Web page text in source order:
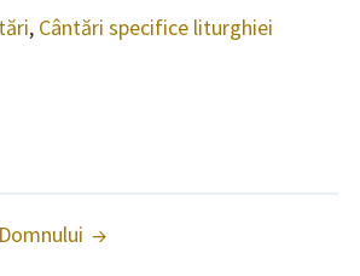
, Cântări specifice liturghiei